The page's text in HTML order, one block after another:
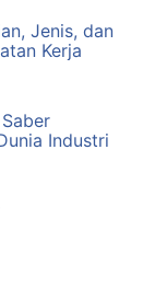
Jenis, dan
Kerja
Industri